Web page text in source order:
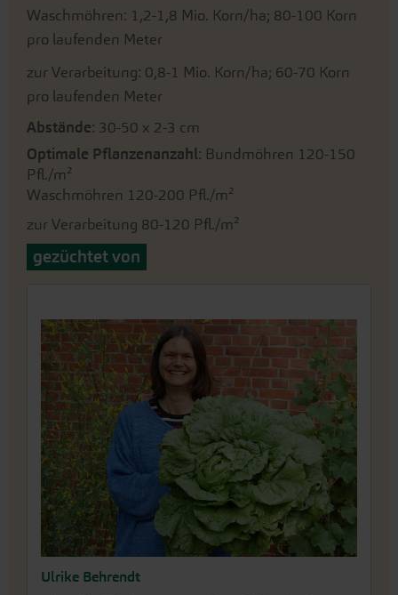
Waschmöhren: 1,2-1,8 Mio. Korn/ha; 80-100 Korn
pro laufenden Meter
zur Verarbeitung: 0,8-1 Mio. Korn/ha; 60-70 Korn
pro laufenden Meter
Abstände: 30-50 x 2-3 cm
Optimale Pflanzenanzahl: Bundmöhren 120-150
Pfl./m²
Waschmöhren 120-200 Pfl./m²
zur Verarbeitung 80-120 Pfl./m²
gezüchtet von
Ulrike Behrendt